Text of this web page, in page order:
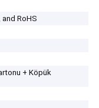
and RoHS
+ Köpük